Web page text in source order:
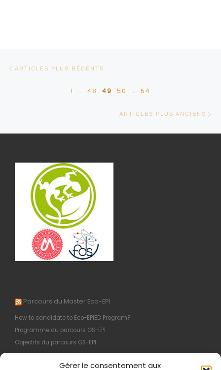
Gérer le consentement aux
ARTICLES PLUS RÉCENTS
1 … 48 49 50 … 54
ARTICLES PLUS ANCIENS
Parcours du Master Eco-EPI
How to candidate to Eco-EPIED Program?
Programme du parcours GS-EPI
Objectifs du parcours GS-EPI
M1 : Organisation et Programme
Programme du parcours EI-EPI